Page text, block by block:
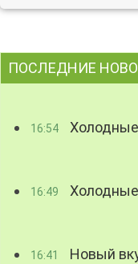
ПОСЛЕДНИЕ
16:54
16:49
16:41
Новый